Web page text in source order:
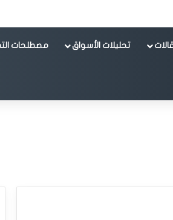
تحليلات الأسواق مصطلحات